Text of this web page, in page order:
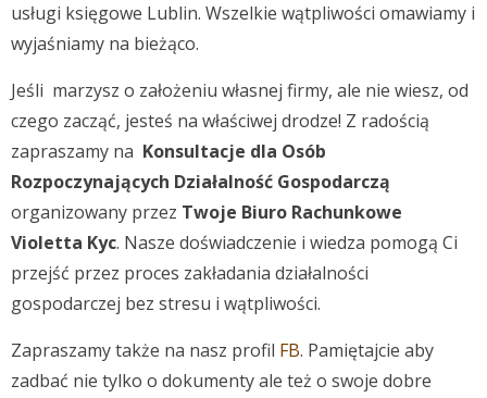
usługi księgowe Lublin. Wszelkie wątpliwości omawiamy i
wyjaśniamy na bieżąco.
Jeśli marzysz o założeniu własnej firmy, ale nie wiesz, od
czego zacząć, jesteś na właściwej drodze! Z radością
zapraszamy na Konsultacje dla Osób
Rozpoczynających Działalność Gospodarczą
organizowany przez Twoje Biuro Rachunkowe
Violetta Kyc. Nasze doświadczenie i wiedza pomogą Ci
przejść przez proces zakładania działalności
gospodarczej bez stresu i wątpliwości.
Zapraszamy także na nasz profil FB. Pamiętajcie aby
zadbać nie tylko o dokumenty ale też o swoje dobre